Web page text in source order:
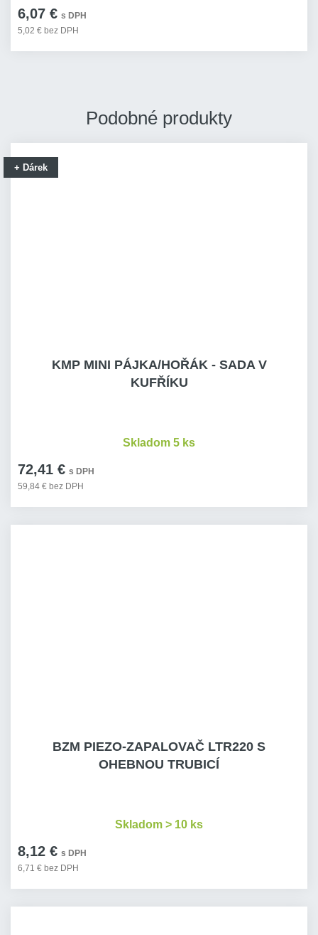
6,07 € s DPH
5,02 € bez DPH
Podobné produkty
+ Dárek
KMP MINI PÁJKA/HOŘÁK - SADA V
KUFŘÍKU
72,41 € s DPH
59,84 € bez DPH
Skladom 5 ks
BZM PIEZO-ZAPALOVAČ LTR220 S
OHEBNOU TRUBICÍ
8,12 € s DPH
6,71 € bez DPH
Skladom > 10 ks